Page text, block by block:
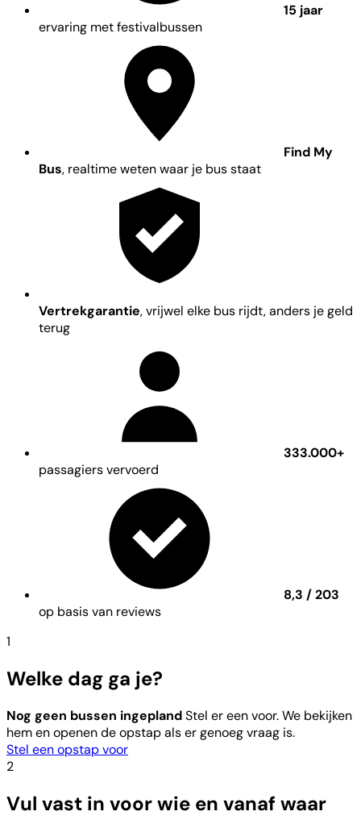
15 jaar
ervaring met festivalbussen
Find My
Bus, realtime weten waar je bus staat
Vertrekgarantie, vrijwel elke bus rijdt, anders je geld
terug
333.000+
passagiers vervoerd
8,3 / 203
op basis van reviews
1
Welke dag ga je?
Nog geen bussen ingeplandStel er een voor. We bekijken
hem en openen de opstap als er genoeg vraag is.
Stel een opstap voor
2
Vul vast in voor wie en vanaf waar